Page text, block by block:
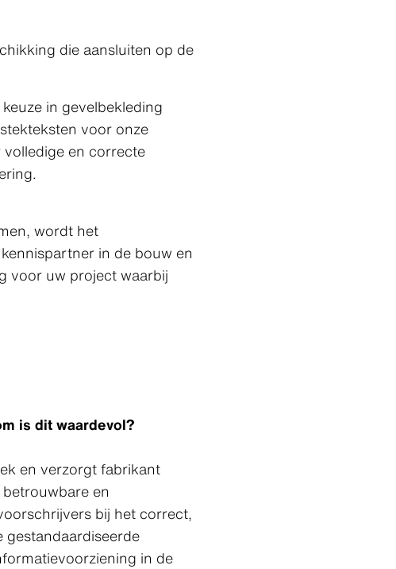
die aansluiten op de
in gevelbekleding
voor onze
en correcte
wordt het
in de bouw en
voor uw project waarbij
is dit waardevol?
en verzorgt fabrikant
en
bij het correct,
in de